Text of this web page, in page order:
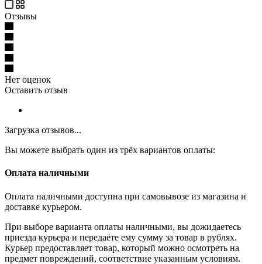
Отзывы
Нет оценок
Оставить отзыв
Загрузка отзывов...
Вы можете выбрать один из трёх вариантов оплаты:
Оплата наличными
Оплата наличными доступна при самовывозе из магазина и
доставке курьером.
При выборе варианта оплаты наличными, вы дожидаетесь
приезда курьера и передаёте ему сумму за товар в рублях.
Курьер предоставляет товар, который можно осмотреть на
предмет повреждений, соответствие указанным условиям.